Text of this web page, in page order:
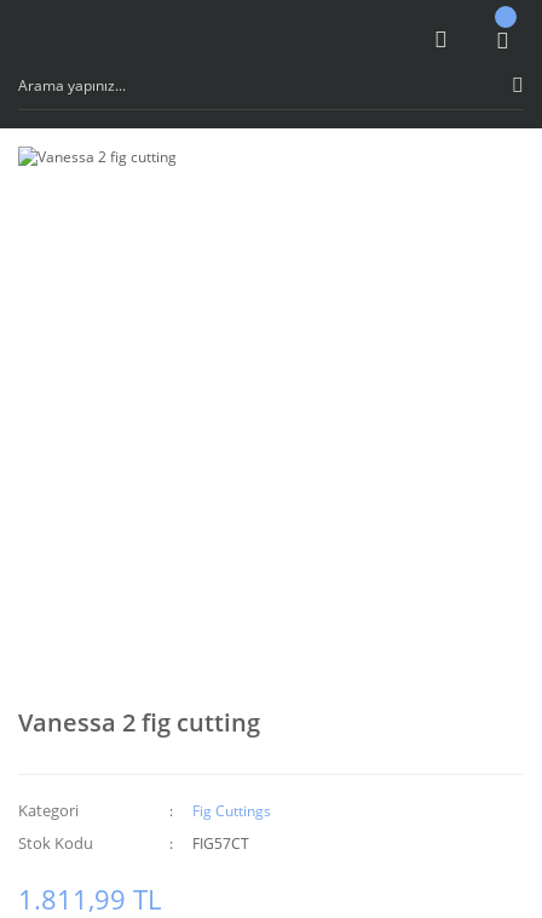
Vanessa 2 fig cutting
Kategori Fig Cuttings
Stok Kodu FIG57CT
1.811,99 TL